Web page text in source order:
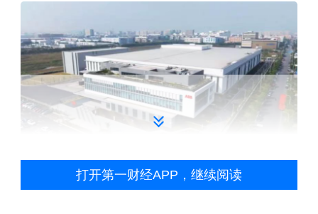
上海超级工厂 ABB公司供图
打开第一财经APP，继续阅读